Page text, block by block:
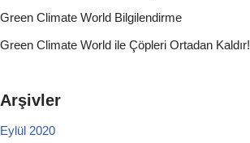
Green Climate World Bilgilendirme
Green Climate World ile Çöpleri Ortadan Kaldır!
Arşivler
Eylül 2020